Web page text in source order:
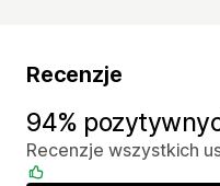
Recenzje
94%
Recenzje wszystkich